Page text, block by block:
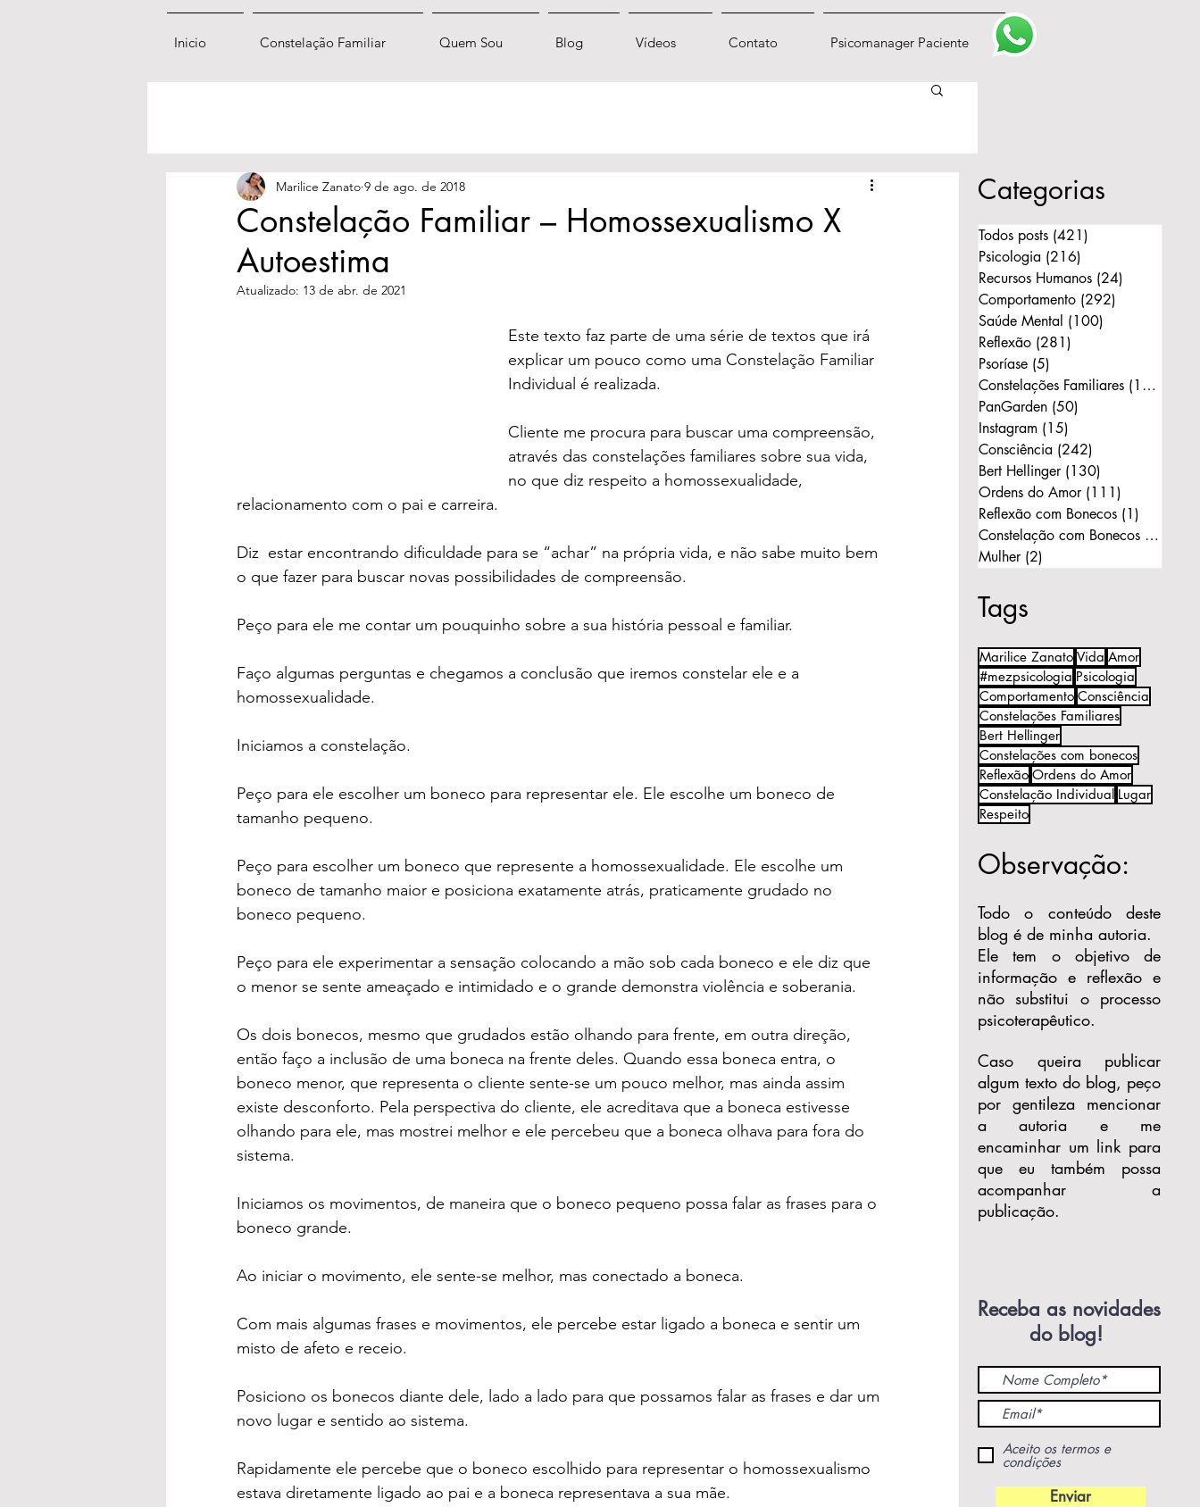
Inicio Constelação Familiar Quem Sou Blog Vídeos Contato Psicomanager Paciente
Constelação Familiar – Homossexualismo X
Autoestima
Marilice Zanato 9 de ago. de 2018
Atualizado: 13 de abr. de 2021
Este texto faz parte de uma série de textos que irá
explicar um pouco como uma Constelação Familiar
Individual é realizada.
Cliente me procura para buscar uma compreensão,
através das constelações familiares sobre sua vida,
no que diz respeito a homossexualidade,
relacionamento com o pai e carreira.
Diz  estar encontrando dificuldade para se “achar” na própria vida, e não sabe muito bem
o que fazer para buscar novas possibilidades de compreensão.
Peço para ele me contar um pouquinho sobre a sua história pessoal e familiar.
Faço algumas perguntas e chegamos a conclusão que iremos constelar ele e a
homossexualidade.
Iniciamos a constelação.
Peço para ele escolher um boneco para representar ele. Ele escolhe um boneco de
tamanho pequeno.
Peço para escolher um boneco que represente a homossexualidade. Ele escolhe um
boneco de tamanho maior e posiciona exatamente atrás, praticamente grudado no
boneco pequeno.
Peço para ele experimentar a sensação colocando a mão sob cada boneco e ele diz que
o menor se sente ameaçado e intimidado e o grande demonstra violência e soberania.
Os dois bonecos, mesmo que grudados estão olhando para frente, em outra direção,
então faço a inclusão de uma boneca na frente deles. Quando essa boneca entra, o
boneco menor, que representa o cliente sente-se um pouco melhor, mas ainda assim
existe desconforto. Pela perspectiva do cliente, ele acreditava que a boneca estivesse
olhando para ele, mas mostrei melhor e ele percebeu que a boneca olhava para fora do
sistema.
Iniciamos os movimentos, de maneira que o boneco pequeno possa falar as frases para o
boneco grande.
Ao iniciar o movimento, ele sente-se melhor, mas conectado a boneca.
Com mais algumas frases e movimentos, ele percebe estar ligado a boneca e sentir um
misto de afeto e receio.
Posiciono os bonecos diante dele, lado a lado para que possamos falar as frases e dar um
novo lugar e sentido ao sistema.
Rapidamente ele percebe que o boneco escolhido para representar o homossexualismo
estava diretamente ligado ao pai e a boneca representava a sua mãe.
Categorias
Todos posts (421)
Psicologia (216)
Recursos Humanos (24)
Comportamento (292)
Saúde Mental (100)
Reflexão (281)
Psoríase (5)
Constelações Familiares (168)
PanGarden (50)
Instagram (15)
Consciência (242)
Bert Hellinger (130)
Ordens do Amor (111)
Reflexão com Bonecos (1)
Constelação com Bonecos (11)
Mulher (2)
Tags
Marilice Zanato Vida Amor
#mezpsicologia Psicologia
Comportamento Consciência
Constelações Familiares
Bert Hellinger
Constelações com bonecos
Reflexão Ordens do Amor
Constelação Individual Lugar
Respeito
Observação:
Todo o conteúdo deste
blog é de minha autoria.
Ele tem o objetivo de
informação e reflexão e
não substitui o processo
psicoterapêutico.
Caso queira publicar
algum texto do blog, peço
por gentileza mencionar
a autoria e me
encaminhar um link para
que eu também possa
acompanhar a
publicação.
Receba as novidades
do blog!
Aceito os termos e
condições
Enviar